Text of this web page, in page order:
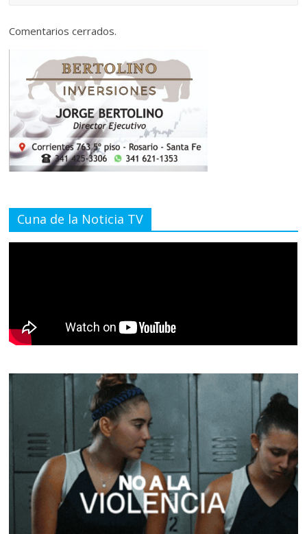
Comentarios cerrados.
Cuna de la Noticia TV